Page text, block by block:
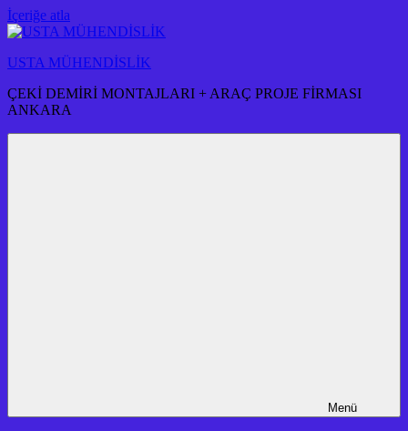
İçeriğe atla
USTA MÜHENDİSLİK
ÇEKİ DEMİRİ MONTAJLARI + ARAÇ PROJE FİRMASI
ANKARA
Menü